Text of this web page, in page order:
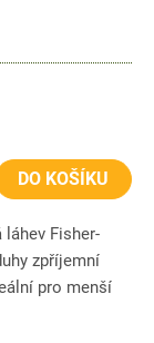
DO KOŠÍKU
Fisher-
zpříjemní
pro menší